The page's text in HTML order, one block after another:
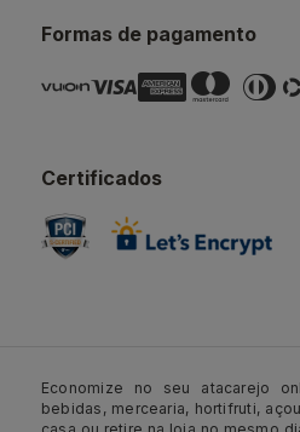
Formas de pagamento
Certificados
Economize no seu atacarejo
bebidas, mercearia, hortifruti,